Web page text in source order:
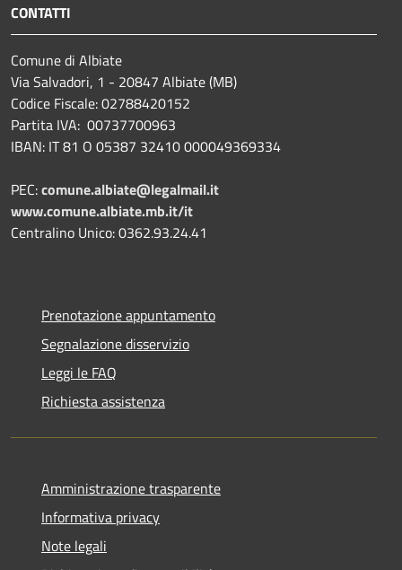
CONTATTI
Comune di Albiate
Via Salvadori, 1 - 20847 Albiate (MB)
Codice Fiscale: 02788420152
Partita IVA: 00737700963
IBAN: IT 81 O 05387 32410 000049369334
PEC:comune.albiate@legalmail.it
www.comune.albiate.mb.it/it
Centralino Unico: 0362.93.24.41
Prenotazione appuntamento
Segnalazione disservizio
Leggi le FAQ
Richiesta assistenza
Amministrazione trasparente
Informativa privacy
Note legali